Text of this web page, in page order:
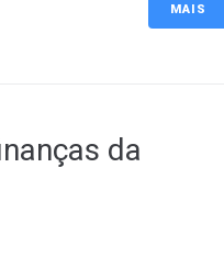
MAIS
da